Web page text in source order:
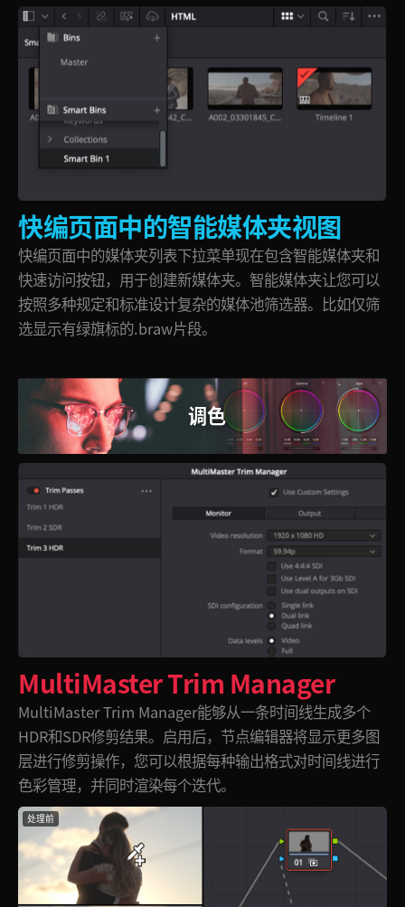
快编页面中的智能媒体夹视图
快编页面中的媒体夹列表下拉菜单现在包含智能媒体夹和
快速访问按钮，用于创建新媒体夹。智能媒体夹让您可以
按照多种规定和标准设计复杂的媒体池筛选器。比如仅筛
选显示有绿旗标的.braw片段。
调色
MultiMaster Trim Manager
MultiMaster Trim Manager能够从一条时间线生成多个
HDR和SDR修剪结果。启用后，节点编辑器将显示更多图
层进行修剪操作，您可以根据每种输出格式对时间线进行
色彩管理， 并同时渲染每个迭代。
处理前